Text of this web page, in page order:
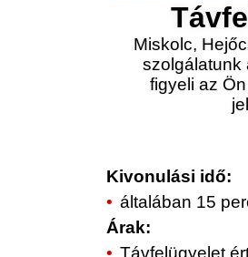
Miskolc,
szolgálatunk
figyeli az
Kivonulási idő:
általában 15
Árak:
Távfelügyelet